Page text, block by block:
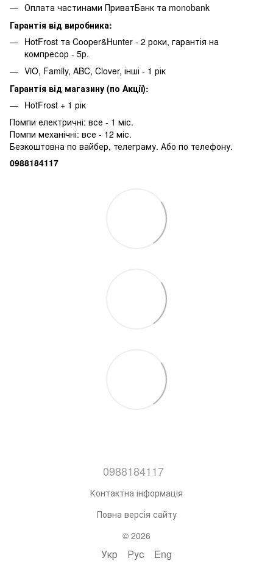
Оплата частинами ПриватБанк та monobank
Гарантія від виробника:
HotFrost та Cooper&Hunter - 2 роки, гарантія на
компресор - 5р.
ViO, Family, ABC, Clover, інші - 1 рік
Гарантія від магазину (по Акції):
HotFrost + 1 рік
Помпи електричні: все - 1 міс.
Помпи механічні: все - 12 міс.
Безкоштовна по вайбер, телеграму. Або по телефону.
0988184117
0988184117
Контактна інформація
Повна версія сайту
© 2026
Укр Рус Eng